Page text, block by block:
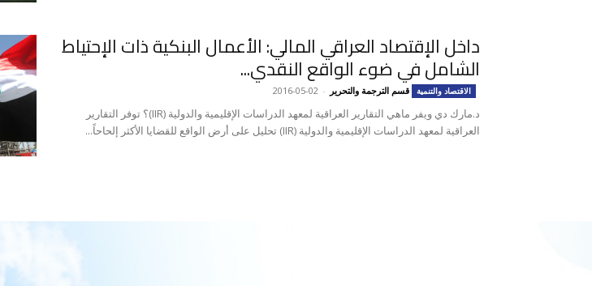
داخل الإقتصاد العراقي المالي: الأعمال البنكية ذات الإحتياط
الشامل في ضوء الواقع النقدي...
الاقتصاد والتنمية قسم الترجمة والتحرير -
2016-05-02
د.مارك دي ويفر ماهي التقارير العراقية لمعهد الدراسات الإقليمية والدولية (IIR)؟ توفر التقارير
العراقية لمعهد الدراسات الإقليمية والدولية (IIR) تحليل على أرض الواقع للقضايا الأكثر إلحاحاً...